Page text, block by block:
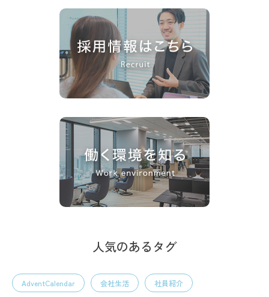
人気のあるタグ
AdventCalendar 会社生活 社員紹介